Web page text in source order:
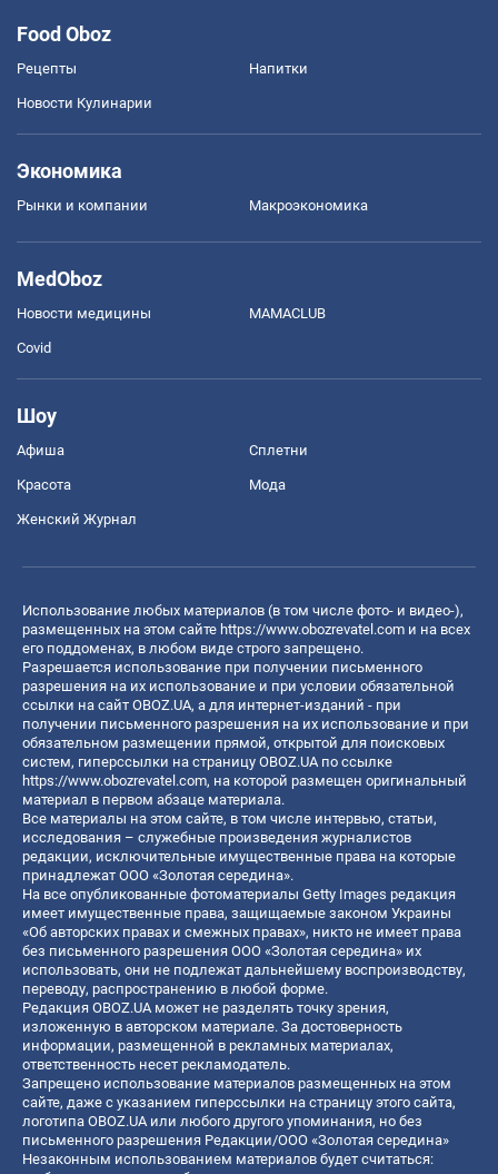
Food Oboz
Рецепты Напитки
Новости Кулинарии
Экономика
Рынки и компании Mакроэкономика
MedOboz
Новости медицины MAMACLUB
Covid
Шоу
Афиша Сплетни
Красота Мода
Женский Журнал
Использование любых материалов (в том числе фото- и видео-),
размещенных на этом сайте https://www.obozrevatel.com и на всех
его поддоменах, в любом виде строго запрещено.
Разрешается использование при получении письменного
разрешения на их использование и при условии обязательной
ссылки на сайт OBOZ.UA, а для интернет-изданий - при
получении письменного разрешения на их использование и при
обязательном размещении прямой, открытой для поисковых
систем, гиперссылки на страницу OBOZ.UA по ссылке
https://www.obozrevatel.com, на которой размещен оригинальный
материал в первом абзаце материала.
Все материалы на этом сайте, в том числе интервью, статьи,
исследования – служебные произведения журналистов
редакции, исключительные имущественные права на которые
принадлежат ООО «Золотая середина».
На все опубликованные фотоматериалы Getty Images редакция
имеет имущественные права, защищаемые законом Украины
«Об авторских правах и смежных правах», никто не имеет права
без письменного разрешения ООО «Золотая середина» их
использовать, они не подлежат дальнейшему воспроизводству,
переводу, распространению в любой форме.
Редакция OBOZ.UA может не разделять точку зрения,
изложенную в авторском материале. За достоверность
информации, размещенной в рекламных материалах,
ответственность несет рекламодатель.
Запрещено использование материалов размещенных на этом
сайте, даже с указанием гиперссылки на страницу этого сайта,
логотипа OBOZ.UA или любого другого упоминания, но без
письменного разрешения Редакции/ООО «Золотая середина»
Незаконным использованием материалов будет считаться: